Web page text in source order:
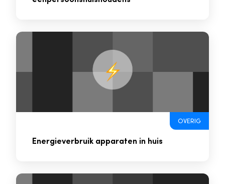
OVERIG
Energieverbruik apparaten in huis